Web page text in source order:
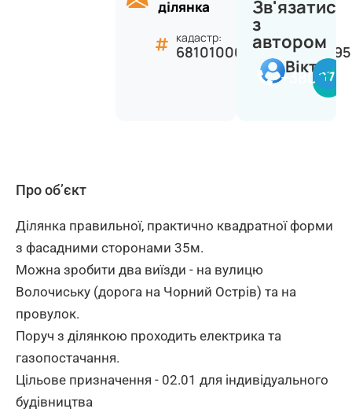
ділянка
кадастр:
6810100000:13:001:0495
Зв'язатися
з
автором
Віктор
Про об’єкт
Ділянка правильної, практично квадратної форми
з фасадними сторонами 35м.
Можна зробити два виїзди - на вулицю
Волочиську (дорога на Чорний Острів) та на
провулок.
Поруч з ділянкою проходить електрика та
газопостачання.
Цільове призначення - 02.01 для індивідуального
будівництва